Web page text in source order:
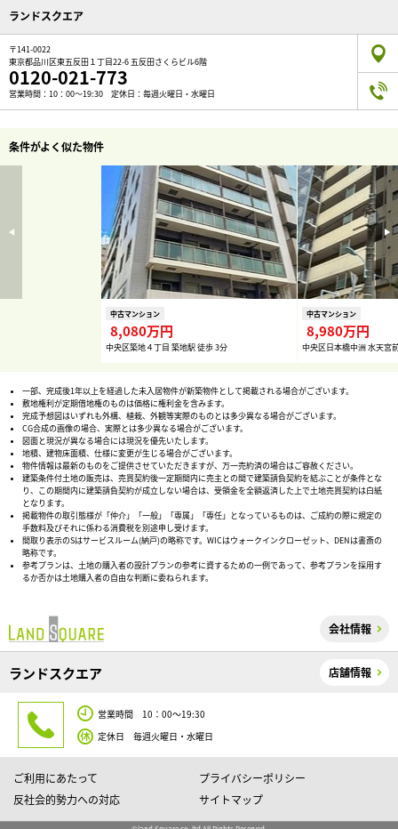
ランドスクエア
〒141-0022
東京都品川区東五反田１丁目22-6 五反田さくらビル6階
0120-021-773
営業時間：10：00～19:30 定休日：毎週火曜日・水曜日
条件がよく似た物件
中古マンション
8,080万円
中央区築地４丁目 築地駅 徒歩 3分
中古マンション
8,980万円
中央区日本橋中洲 水天宮
一部、完成後1年以上を経過した未入居物件が新築物件として掲載される場合がございます。
敷地権利が定期借地権のものは価格に権利金を含みます。
完成予想図はいずれも外構、植栽、外観等実際のものとは多少異なる場合がございます。
CG合成の画像の場合、実際とは多少異なる場合がございます。
図面と現況が異なる場合には現況を優先いたします。
地積、建物床面積、仕様に変更が生じる場合がございます。
物件情報は最新のものをご提供させていただきますが、万一売約済の場合はご容赦ください。
建築条件付土地の販売は、売買契約後一定期間内に売主との間で建築請負契約を結ぶことが条件とな
り、この期間内に建築請負契約が成立しない場合は、受領金を全額返済した上で土地売買契約は白紙
となります。
掲載物件の取引態様が「仲介」「一般」「専属」「専任」となっているものは、ご成約の際に規定の
手数料及びそれに係わる消費税を別途申し受けます。
間取り表示のSはサービスルーム(納戸)の略称です。WICはウォークインクローゼット、DENは書斎の
略称です。
参考プランは、土地の購入者の設計プランの参考に資するための一例であって、参考プランを採用す
るか否かは土地購入者の自由な判断に委ねられます。
会社情報
ランドスクエア 店舗情報
営業時間 10：00～19:30
定休日 毎週火曜日・水曜日
ご利用にあたって
プライバシーポリシー
反社会的勢力への対応
サイトマップ